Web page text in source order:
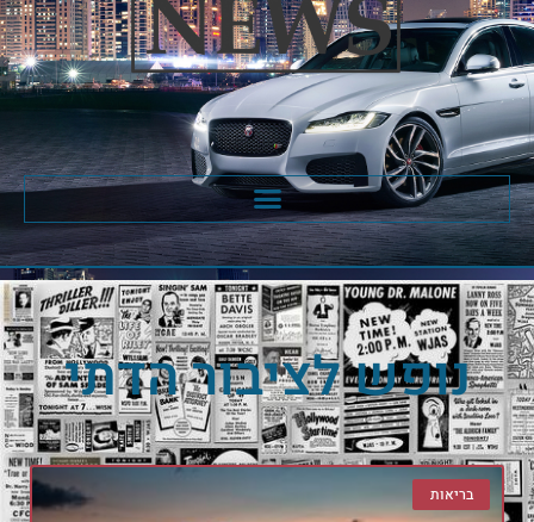
נופש לציבור הדתי
בריאות